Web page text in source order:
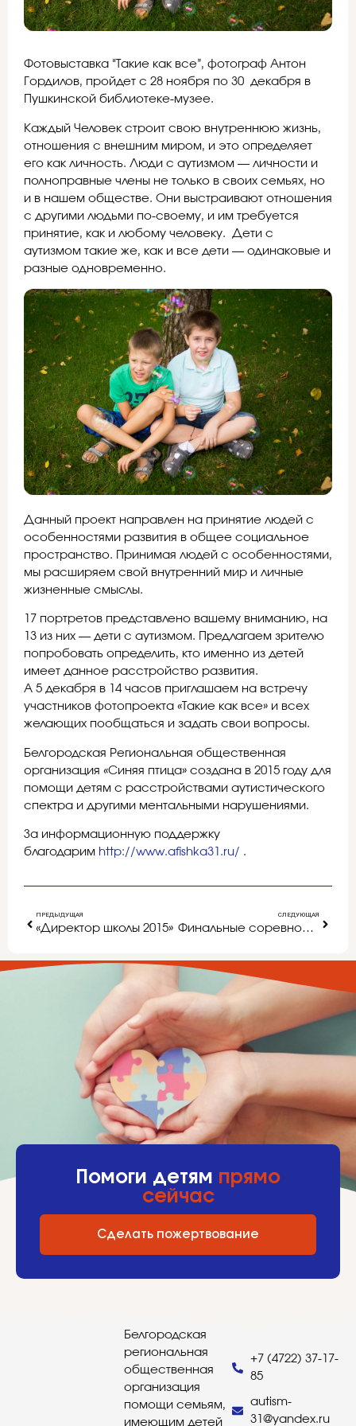
Фотовыставка “Такие как все”, фотограф Антон
Гордилов, пройдет с 28 ноября по 30 декабря в
Пушкинской библиотеке-музее.
Каждый Человек строит свою внутреннюю жизнь,
отношения с внешним миром, и это определяет
его как личность. Люди с аутизмом — личности и
полноправные члены не только в своих семьях, но
и в нашем обществе. Они выстраивают отношения
с другими людьми по-своему, и им требуется
принятие, как и любому человеку. Дети с
аутизмом такие же, как и все дети — одинаковые и
разные одновременно.
Данный проект направлен на принятие людей с
особенностями развития в общее социальное
пространство. Принимая людей с особенностями,
мы расширяем свой внутренний мир и личные
жизненные смыслы.
17 портретов представлено вашему вниманию, на
13 из них — дети с аутизмом. Предлагаем зрителю
попробовать определить, кто именно из детей
имеет данное расстройство развития.
А 5 декабря в 14 часов приглашаем на встречу
участников фотопроекта «Такие как все» и всех
желающих пообщаться и задать свои вопросы.
Белгородская Региональная общественная
организация «Синяя птица» создана в 2015 году для
помощи детям с расстройствами аутистического
спектра и другими ментальными нарушениями.
За информационную поддержку
благодарим http://www.afishka31.ru/ .
ПРЕДЫДУЩАЯ
«Директор школы 2015»
СЛЕДУЮЩАЯ
Финальные соревнования по шахматам
Помоги детям прямо
сейчас
Сделать пожертвование
Белгородская
региональная
общественная
организация
помощи семьям,
имеющим детей
+7 (4722) 37-17-
85
autism-
31@yandex.ru